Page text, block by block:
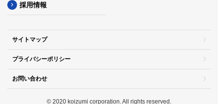
採用情報
サイトマップ
プライバシーポリシー
お問い合わせ
© 2020 koizumi corporation. All rights reserved.